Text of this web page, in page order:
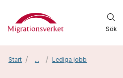
Start
Sök
Start ... Lediga jobb